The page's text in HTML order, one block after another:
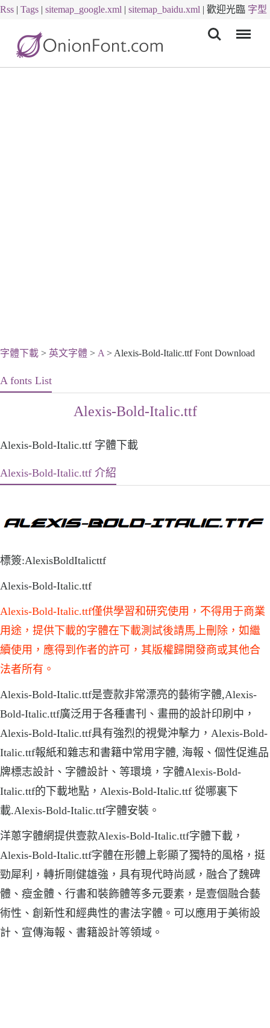
Rss | Tags | sitemap_google.xml | sitemap_baidu.xml | 歡迎光臨 字型
字體下載 > 英文字體 > A > Alexis-Bold-Italic.ttf Font Download
A fonts List
Alexis-Bold-Italic.ttf
Alexis-Bold-Italic.ttf 字體下載
Alexis-Bold-Italic.ttf 介紹
標簽:AlexisBoldItalicttf
Alexis-Bold-Italic.ttf
Alexis-Bold-Italic.ttf僅供學習和研究使用，不得用于商業
用途，提供下載的字體在下載測試後請馬上刪除，如繼
續使用，應得到作者的許可，其版權歸開發商或其他合
法者所有。
Alexis-Bold-Italic.ttf是壹款非常漂亮的藝術字體,Alexis-
Bold-Italic.ttf廣泛用于各種書刊、畫冊的設計印刷中，
Alexis-Bold-Italic.ttf具有強烈的視覺沖擊力，Alexis-Bold-
Italic.ttf報紙和雜志和書籍中常用字體, 海報、個性促進品
牌標志設計、字體設計、等環境，字體Alexis-Bold-
Italic.ttf的下載地點，Alexis-Bold-Italic.ttf 從哪裏下
載.Alexis-Bold-Italic.ttf字體安裝。
洋蔥字體網提供壹款Alexis-Bold-Italic.ttf字體下載，
Alexis-Bold-Italic.ttf字體在形體上彰顯了獨特的風格，挺
勁犀利，轉折剛健雄強，具有現代時尚感，融合了魏碑
體、瘦金體、行書和裝飾體等多元要素，是壹個融合藝
術性、創新性和經典性的書法字體。可以應用于美術設
計、宣傳海報、書籍設計等領域。